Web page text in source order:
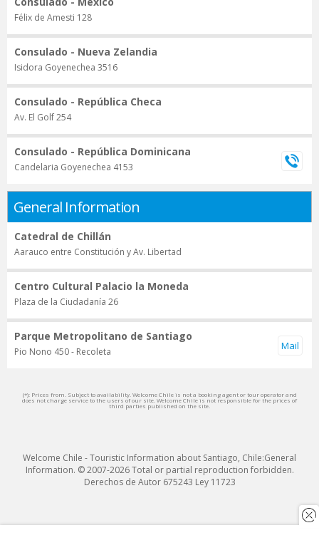
Félix de Amesti 128
Consulado - Nueva Zelandia
Isidora Goyenechea 3516
Consulado - República Checa
Av. El Golf 254
Consulado - República Dominicana
Candelaria Goyenechea 4153
General Information
Catedral de Chillán
Aarauco entre Constitución y Av. Libertad
Centro Cultural Palacio la Moneda
Plaza de la Ciudadanía 26
Parque Metropolitano de Santiago
Pio Nono 450 - Recoleta
(*): Prices from. Subject to availability. Welcome Chile is not a booking agent or tour operator and
does not charge service to the users of our site. Welcome Chile is not responsible for the prices of
third parties published on the site.
Welcome Chile - Touristic Information about Santiago, Chile:General
Information. © 2007-2026 Total or partial reproduction forbidden.
Derechos de Autor 675243 Ley 11723